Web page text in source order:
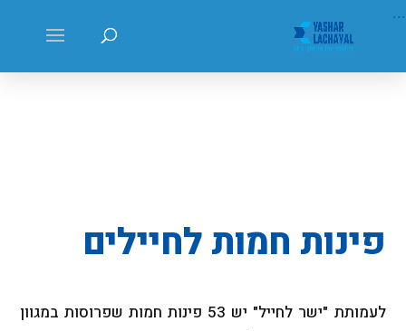
...
פינות חמות לחיילים
לעמותת "ישר לחייל" יש 53 פינות חמות שפרוסות במגוון